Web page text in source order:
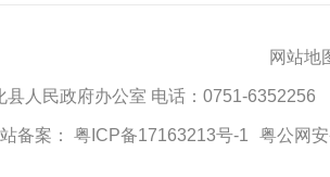
网站地
县人民政府办公室 电话：0751-6352256
备案： 粤ICP备17163213号-1 粤公网